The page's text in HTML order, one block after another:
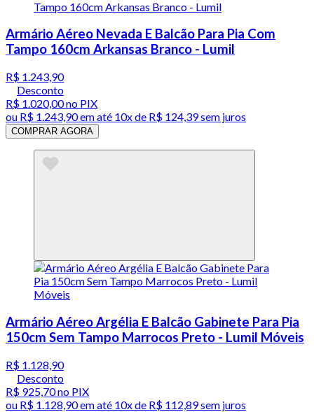
Armário Aéreo Nevada E Balcão Para Pia Com
Tampo 160cm Arkansas Branco - Lumil
R$ 1.243,90
Desconto
R$ 1.020,00no PIX
ou R$ 1.243,90em até 10x de R$ 124,39 sem juros
COMPRAR AGORA
Armário Aéreo Argélia E Balcão Gabinete Para Pia
150cm Sem Tampo Marrocos Preto - Lumil Móveis
R$ 1.128,90
Desconto
R$ 925,70no PIX
ou R$ 1.128,90em até 10x de R$ 112,89 sem juros